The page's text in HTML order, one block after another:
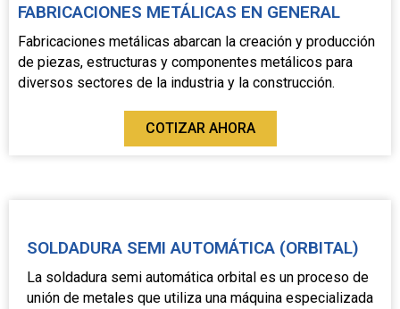
FABRICACIONES METÁLICAS EN GENERAL
Fabricaciones metálicas abarcan la creación y producción
de piezas, estructuras y componentes metálicos para
diversos sectores de la industria y la construcción.
COTIZAR AHORA
SOLDADURA SEMI AUTOMÁTICA (ORBITAL)
La soldadura semi automática orbital es un proceso de
unión de metales que utiliza una máquina especializada